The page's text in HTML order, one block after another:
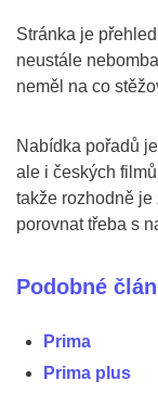
Stránka je
neustále
neměl na co
Nabídka pořadů
ale i českých
takže rozhodně je
porovnat třeba s
Podobné
Prima
Prima plus